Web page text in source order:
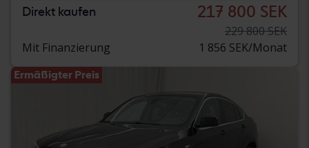
Direkt kaufen 217 800 SEK
229 800 SEK
Mit Finanzierung
1 856 SEK/Monat
Ermäßigter Preis